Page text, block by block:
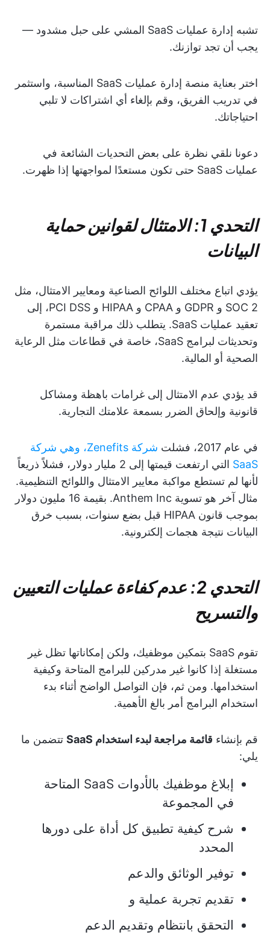
تشبه إدارة عمليات SaaS المشي على حبل مشدود —
يجب أن تجد توازنك.
اختر بعناية منصة إدارة عمليات SaaS المناسبة، واستثمر
في تدريب الفريق، وقم بإلغاء أي اشتراكات لا تلبي
احتياجاتك.
دعونا نلقي نظرة على بعض التحديات الشائعة في
عمليات SaaS حتى تكون مستعدًا لمواجهتها إذا ظهرت.
التحدي 1: الامتثال لقوانين حماية
البيانات
يؤدي اتباع مختلف اللوائح الصناعية ومعايير الامتثال، مثل
SOC 2 و GDPR و CPAA و HIPAA و PCI DSS، إلى
تعقيد عمليات SaaS. يتطلب ذلك مراقبة مستمرة
وتحديثات لبرامج SaaS، خاصة في قطاعات مثل الرعاية
الصحية أو المالية.
قد يؤدي عدم الامتثال إلى غرامات باهظة ومشاكل
قانونية وإلحاق الضرر بسمعة علامتك التجارية.
في عام 2017، فشلت
شركة Zenefits، وهي شركة
SaaS
التي ارتفعت قيمتها إلى 2 مليار دولار، فشلاً ذريعاً
لأنها لم تستطع مواكبة معايير الامتثال واللوائح التنظيمية.
مثال آخر هو تسوية Anthem Inc. بقيمة 16 مليون دولار
بموجب قانون HIPAA قبل بضع سنوات، بسبب خرق
البيانات نتيجة هجمات إلكترونية.
التحدي 2: عدم كفاءة عمليات التعيين
والتسريح
تقوم SaaS بتمكين موظفيك، ولكن إمكاناتها تظل غير
مستغلة إذا كانوا غير مدركين للبرامج المتاحة وكيفية
استخدامها. ومن ثم، فإن التواصل الواضح أثناء بدء
استخدام البرامج أمر بالغ الأهمية.
قم بإنشاء قائمة مراجعة لبدء استخدام SaaS
تتضمن ما
يلي:
إبلاغ موظفيك بالأدوات SaaS المتاحة
في المجموعة
شرح كيفية تطبيق كل أداة على دورها
المحدد
توفير الوثائق والدعم
تقديم تجربة عملية و
التحقق بانتظام وتقديم الدعم